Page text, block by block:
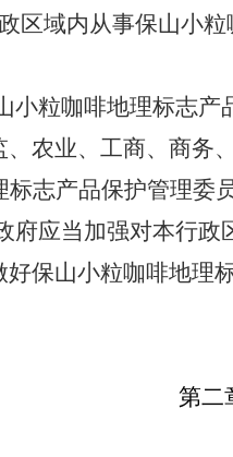
区域内从事保山小
小粒咖啡地理标志
农业、工商、商务
志产品保护管理委
府应当加强对本行
保山小粒咖啡地理
第二